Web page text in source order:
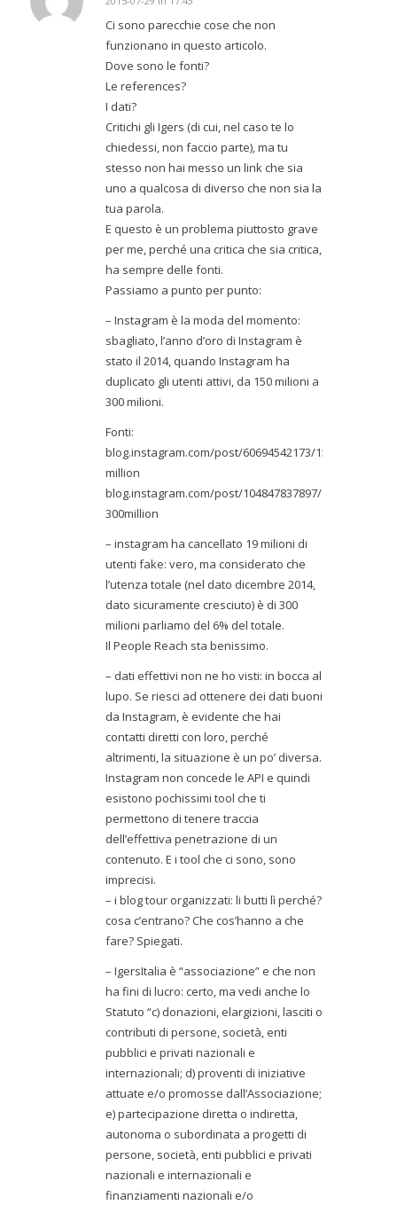
dice:
Ci sono parecchie cose che non
funzionano in questo articolo.
Dove sono le fonti?
Le references?
I dati?
Critichi gli Igers (di cui, nel caso te lo
chiedessi, non faccio parte), ma tu
stesso non hai messo un link che sia
uno a qualcosa di diverso che non sia la
tua parola.
E questo è un problema piuttosto grave
per me, perché una critica che sia critica,
ha sempre delle fonti.
Passiamo a punto per punto:
– Instagram è la moda del momento:
sbagliato, l’anno d’oro di Instagram è
stato il 2014, quando Instagram ha
duplicato gli utenti attivi, da 150 milioni a
300 milioni.
Fonti:
blog.instagram.com/post/60694542173/150-
million
blog.instagram.com/post/104847837897/141210-
300million
– instagram ha cancellato 19 milioni di
utenti fake: vero, ma considerato che
l’utenza totale (nel dato dicembre 2014,
dato sicuramente cresciuto) è di 300
milioni parliamo del 6% del totale.
Il People Reach sta benissimo.
– dati effettivi non ne ho visti: in bocca al
lupo. Se riesci ad ottenere dei dati buoni
da Instagram, è evidente che hai
contatti diretti con loro, perché
altrimenti, la situazione è un po’ diversa.
Instagram non concede le API e quindi
esistono pochissimi tool che ti
permettono di tenere traccia
dell’effettiva penetrazione di un
contenuto. E i tool che ci sono, sono
imprecisi.
– i blog tour organizzati: li butti lì perché?
cosa c’entrano? Che cos’hanno a che
fare? Spiegati.
– IgersItalia è “associazione” e che non
ha fini di lucro: certo, ma vedi anche lo
Statuto “c) donazioni, elargizioni, lasciti o
contributi di persone, società, enti
pubblici e privati nazionali e
internazionali; d) proventi di iniziative
attuate e/o promosse dall’Associazione;
e) partecipazione diretta o indiretta,
autonoma o subordinata a progetti di
persone, società, enti pubblici e privati
nazionali e internazionali e
finanziamenti nazionali e/o